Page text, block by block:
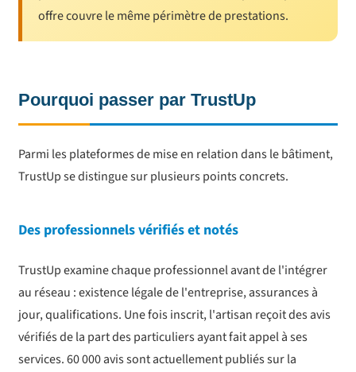
offre couvre le même périmètre de prestations.
Pourquoi passer par TrustUp
Parmi les plateformes de mise en relation dans le bâtiment,
TrustUp se distingue sur plusieurs points concrets.
Des professionnels vérifiés et notés
TrustUp examine chaque professionnel avant de l'intégrer
au réseau : existence légale de l'entreprise, assurances à
jour, qualifications. Une fois inscrit, l'artisan reçoit des avis
vérifiés de la part des particuliers ayant fait appel à ses
services. 60 000 avis sont actuellement publiés sur la